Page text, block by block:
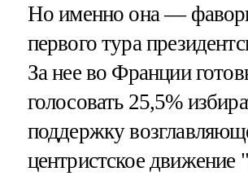
Но именно она —
первого тура
За нее во Франции
голосовать 25,5%
поддержку
центристское движение